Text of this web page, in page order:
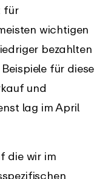
für
wichtigen
bezahlten
für diese
und
lag im April
die wir im